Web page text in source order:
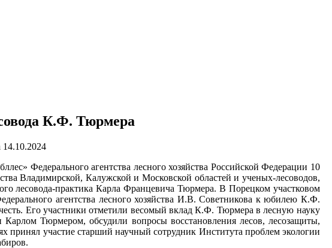
К.Ф. Тюрмера
14.10.2024
Федерального агентства лесного хозяйства Российской Федерации 10
Владимирской, Калужской и Московской областей и ученых-лесоводов,
лесовода-практика Карла Францевича Тюрмера. В Порецком участковом
агентства лесного хозяйства И.В. Советникова к юбилею К.Ф.
Его участникиотметили весомый вклад К.Ф. Тюрмера в лесную науку
Карлом Тюрмером, обсудили вопросы восстановления лесов, лесозащиты,
принял участие старший научный сотрудник Института проблем экологии